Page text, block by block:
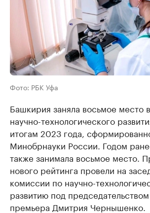
Фото: РБК Уфа
Башкирия заняла восьмое место
научно-технологического
итогам 2023 года,
Минобрнауки России. Годом
также занимала восьмое место.
нового рейтинга провели на
комиссии по научно-
развитию под
премьера Дмитрия Чернышенко.